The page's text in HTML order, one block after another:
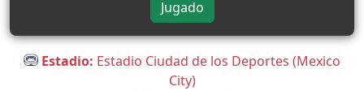
Jugado
Estadio: Estadio Ciudad de los Deportes (Mexico
City)